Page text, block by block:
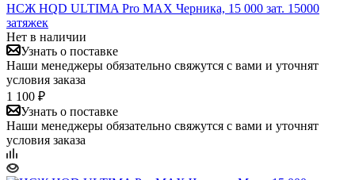
НСЖ HQD ULTIMA Pro MAX Черника, 15 000 зат. 15000
затяжек
Нет в наличии
Узнать о поставке
Наши менеджеры обязательно свяжутся с вами и уточнят
условия заказа
1 100 ₽
Узнать о поставке
Наши менеджеры обязательно свяжутся с вами и уточнят
условия заказа